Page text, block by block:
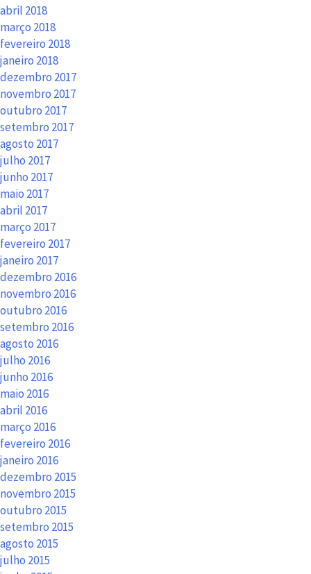
abril 2018
março 2018
fevereiro 2018
janeiro 2018
dezembro 2017
novembro 2017
outubro 2017
setembro 2017
agosto 2017
julho 2017
junho 2017
maio 2017
abril 2017
março 2017
fevereiro 2017
janeiro 2017
dezembro 2016
novembro 2016
outubro 2016
setembro 2016
agosto 2016
julho 2016
junho 2016
maio 2016
abril 2016
março 2016
fevereiro 2016
janeiro 2016
dezembro 2015
novembro 2015
outubro 2015
setembro 2015
agosto 2015
julho 2015